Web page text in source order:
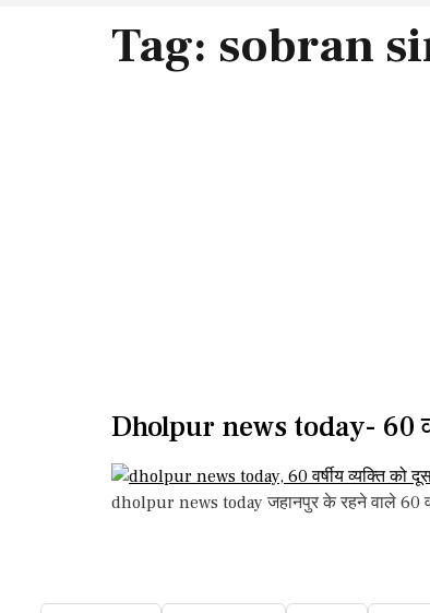
Tag: sobran
Dholpur news today- 60
dholpur news today जहानपुर के रहने वाले 60